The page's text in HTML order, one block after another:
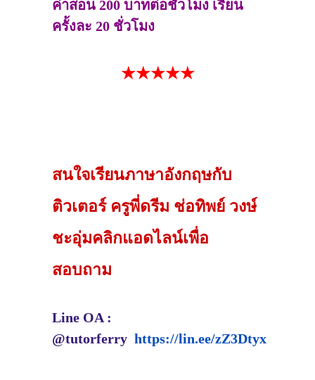
ค่าสอน 200 บาทต่อชั่วโมง เรียน
ครั้งละ 20 ชั่วโมง
★★★★★
สนใจเรียนภาษาอังกฤษกับ
ติวเตอร์ ครูพี่ดรีม ช่อทิพย์ วงษ์
ชะอุ่มคลิกแอดไลน์เพื่อ
สอบถาม
Line OA :
@tutorferry https://lin.ee/zZ3Dtyx